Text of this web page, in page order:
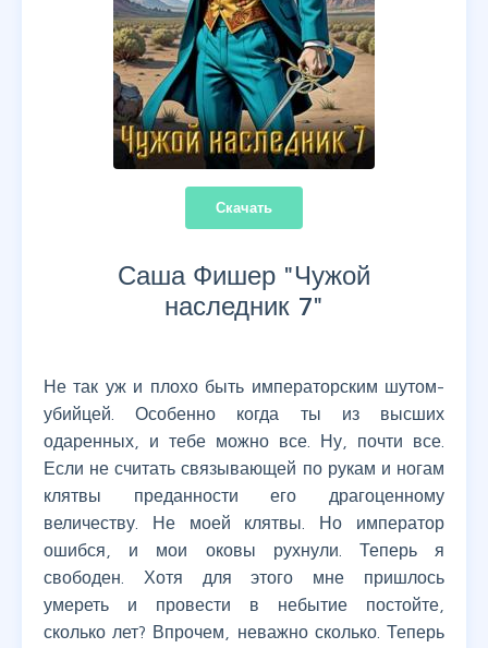
Скачать
Саша Фишер "Чужой
наследник 7"
Не так уж и плохо быть императорским шутом-
убийцей. Особенно когда ты из высших
одаренных, и тебе можно все. Ну, почти все.
Если не считать связывающей по рукам и ногам
клятвы преданности его драгоценному
величеству. Не моей клятвы. Но император
ошибся, и мои оковы рухнули. Теперь я
свободен. Хотя для этого мне пришлось
умереть и провести в небытие постойте,
сколько лет? Впрочем, неважно сколько. Теперь